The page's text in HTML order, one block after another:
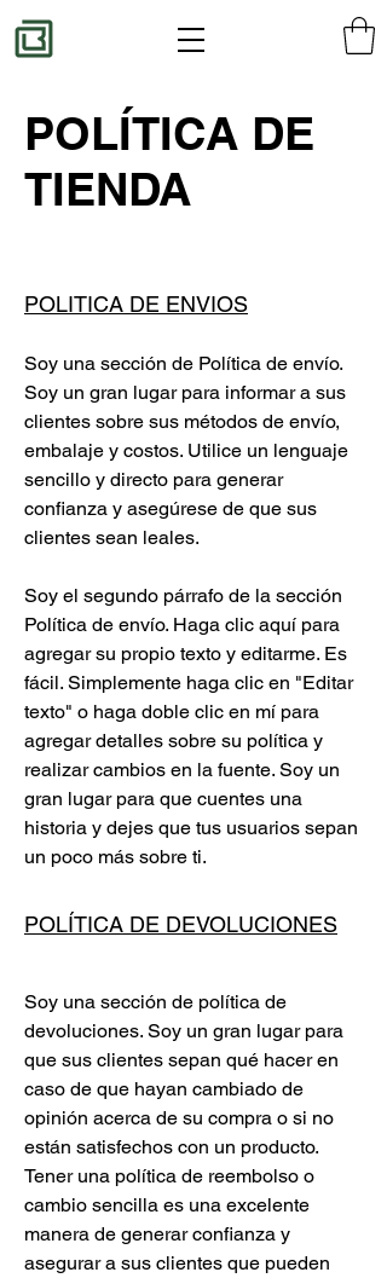
POLÍTICA DE
TIENDA
POLITICA DE ENVIOS
Soy una sección de Política de envío.
Soy un gran lugar para informar a sus
clientes sobre sus métodos de envío,
embalaje y costos. Utilice un lenguaje
sencillo y directo para generar
confianza y asegúrese de que sus
clientes sean leales.
Soy el segundo párrafo de la sección
Política de envío. Haga clic aquí para
agregar su propio texto y editarme. Es
fácil. Simplemente haga clic en "Editar
texto" o haga doble clic en mí para
agregar detalles sobre su política y
realizar cambios en la fuente. Soy un
gran lugar para que cuentes una
historia y dejes que tus usuarios sepan
un poco más sobre ti.
POLÍTICA DE DEVOLUCIONES
Soy una sección de política de
devoluciones. Soy un gran lugar para
que sus clientes sepan qué hacer en
caso de que hayan cambiado de
opinión acerca de su compra o si no
están satisfechos con un producto.
Tener una política de reembolso o
cambio sencilla es una excelente
manera de generar confianza y
asegurar a sus clientes que pueden